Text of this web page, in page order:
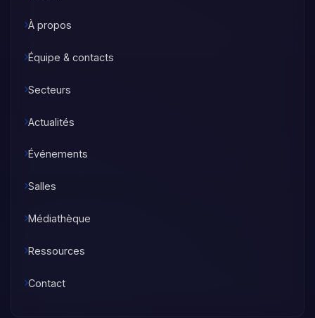
À propos
Équipe & contacts
Secteurs
Actualités
Événements
Salles
Médiathèque
Ressources
Contact